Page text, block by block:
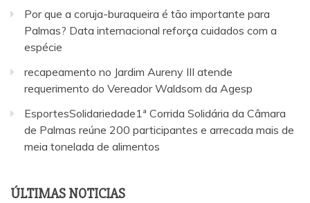
Por que a coruja-buraqueira é tão importante para
Palmas? Data internacional reforça cuidados com a
espécie
recapeamento no Jardim Aureny III atende
requerimento do Vereador Waldsom da Agesp
EsportesSolidariedade1ª Corrida Solidária da Câmara
de Palmas reúne 200 participantes e arrecada mais de
meia tonelada de alimentos
ÚLTIMAS NOTICIAS